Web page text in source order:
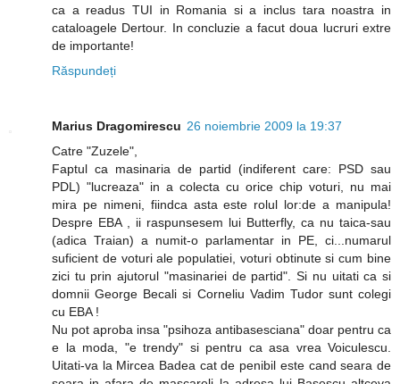
ca a readus TUI in Romania si a inclus tara noastra in
cataloagele Dertour. In concluzie a facut doua lucruri extre
de importante!
Răspundeți
Marius Dragomirescu 26 noiembrie 2009 la 19:37
Catre "Zuzele",
Faptul ca masinaria de partid (indiferent care: PSD sau
PDL) "lucreaza" in a colecta cu orice chip voturi, nu mai
mira pe nimeni, fiindca asta este rolul lor:de a manipula!
Despre EBA , ii raspunsesem lui Butterfly, ca nu taica-sau
(adica Traian) a numit-o parlamentar in PE, ci...numarul
suficient de voturi ale populatiei, voturi obtinute si cum bine
zici tu prin ajutorul "masinariei de partid". Si nu uitati ca si
domnii George Becali si Corneliu Vadim Tudor sunt colegi
cu EBA !
Nu pot aproba insa "psihoza antibasesciana" doar pentru ca
e la moda, "e trendy" si pentru ca asa vrea Voiculescu.
Uitati-va la Mircea Badea cat de penibil este cand seara de